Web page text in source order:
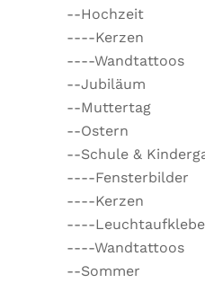
--Hochzeit
----Kerzen
----Wandtattoos
--Jubiläum
--Muttertag
--Ostern
--Schule &
----Fensterbilder
----Kerzen
----
----Wandtattoos
--Sommer